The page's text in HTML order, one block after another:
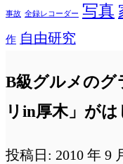
事故 全録レコーダー 写真
作 自由研究
B級グルメのグ
リin厚木」が
投稿日: 2010 年 9